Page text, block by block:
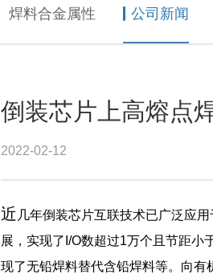
焊料合金属性 公司新闻
倒装芯片上高熔点
2022-02-12
近 几年倒装芯片互联技术已广泛应
展，实现了I/O数超过1万个且节距小
现了无铅焊料替代含铅焊料等。向有